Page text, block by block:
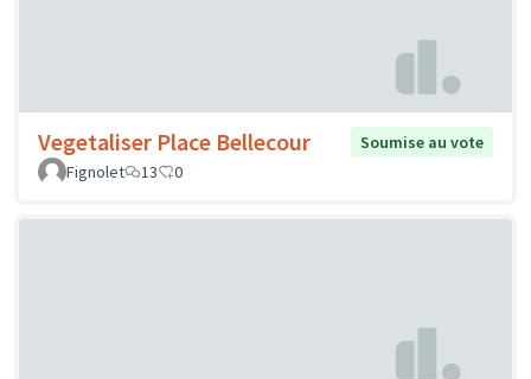
Vegetaliser Place Bellecour
Soumise au vote
Fignolet
13 0